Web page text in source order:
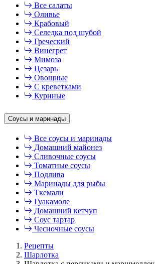
Все салаты
Оливье
Крабовый
Селедка под шубой
Греческий
Винегрет
Мимоза
Цезарь
Овощные
С креветками
Куриные
Соусы и маринады
Все соусы и маринады
Домашний майонез
Сливочные соусы
Томатные соусы
Подлива
Маринады для рыбы
Ткемали
Гуакамоле
Домашний кетчуп
Соус тартар
Чесночные соусы
Рецепты
Шарлотка